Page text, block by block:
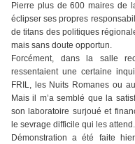
Pierre plus de 600 maires de
éclipser ses propres
de titans des politiques
mais sans doute opportun.
Forcément, dans la salle
ressentaient une certaine
FRIL, les Nuits Romanes ou
Mais il m’a semblé que la
son laboratoire surjoué et
le sevrage difficile qui les attend.
Démonstration a été faite